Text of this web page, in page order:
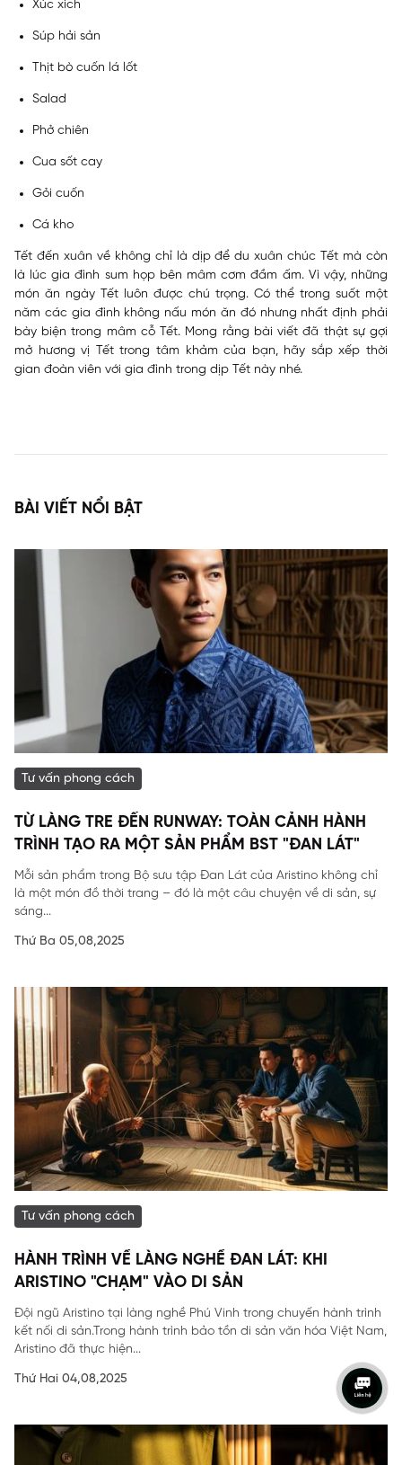
Xúc xích
Súp hải sản
Thịt bò cuốn lá lốt
Salad
Phở chiên
Cua sốt cay
Gỏi cuốn
Cá kho
Tết đến xuân về không chỉ là dịp để du xuân chúc Tết mà còn
là lúc gia đình sum họp bên mâm cơm đầm ấm. Vì vậy, những
món ăn ngày Tết luôn được chú trọng. Có thể trong suốt một
năm các gia đình không nấu món ăn đó nhưng nhất định phải
bày biện trong mâm cỗ Tết. Mong rằng bài viết đã thật sự gợi
mở hương vị Tết trong tâm khảm của bạn, hãy sắp xếp thời
gian đoàn viên với gia đình trong dịp Tết này nhé.
BÀI VIẾT NỔI BẬT
Tư vấn phong cách
TỪ LÀNG TRE ĐẾN RUNWAY: TOÀN CẢNH HÀNH
TRÌNH TẠO RA MỘT SẢN PHẨM BST "ĐAN LÁT"
Mỗi sản phẩm trong Bộ sưu tập Đan Lát của Aristino không chỉ
là một món đồ thời trang – đó là một câu chuyện về di sản, sự
sáng...
Thứ Ba 05,08,2025
Tư vấn phong cách
HÀNH TRÌNH VỀ LÀNG NGHỀ ĐAN LÁT: KHI
ARISTINO "CHẠM" VÀO DI SẢN
Đội ngũ Aristino tại làng nghề Phú Vinh trong chuyến hành trình
kết nối di sản.Trong hành trình bảo tồn di sản văn hóa Việt Nam,
Aristino đã thực hiện...
Thứ Hai 04,08,2025